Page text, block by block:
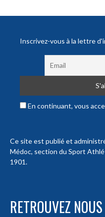
Inscrivez-vous à la lettre
En continuant, vous
Ce site est publié et
Médoc, section du Sport
1901.
RETROUVEZ NOUS